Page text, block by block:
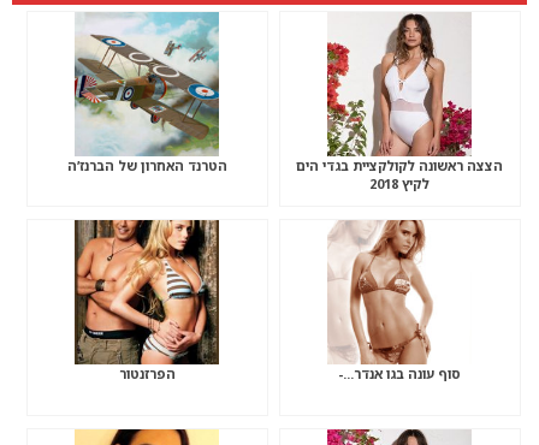
הצצה ראשונה לקולקציית בגדי הים
לקיץ 2018
הטרנד האחרון של הברנז’ה
סוף עונה בגו אנדר…- הפרזנטור